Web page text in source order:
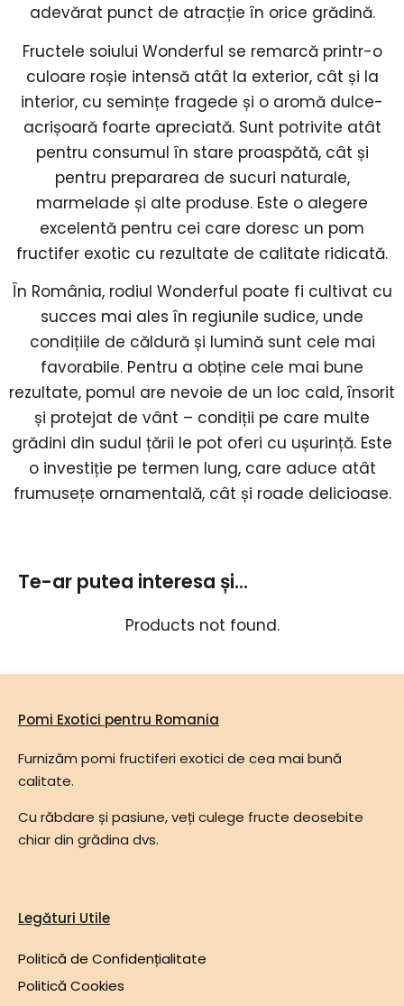
adevărat punct de atracție în orice grădină.
Fructele soiului Wonderful se remarcă printr-o
culoare roșie intensă atât la exterior, cât și la
interior, cu semințe fragede și o aromă dulce-
acrișoară foarte apreciată. Sunt potrivite atât
pentru consumul în stare proaspătă, cât și
pentru prepararea de sucuri naturale,
marmelade și alte produse. Este o alegere
excelentă pentru cei care doresc un pom
fructifer exotic cu rezultate de calitate ridicată.
În România, rodiul Wonderful poate fi cultivat cu
succes mai ales în regiunile sudice, unde
condițiile de căldură și lumină sunt cele mai
favorabile. Pentru a obține cele mai bune
rezultate, pomul are nevoie de un loc cald, însorit
și protejat de vânt – condiții pe care multe
grădini din sudul țării le pot oferi cu ușurință. Este
o investiție pe termen lung, care aduce atât
frumusețe ornamentală, cât și roade delicioase.
Te-ar putea interesa și...
Products not found.
Pomi Exotici pentru Romania
Furnizăm pomi fructiferi exotici de cea mai bună
calitate.
Cu răbdare și pasiune, veți culege fructe deosebite
chiar din grădina dvs.
Legături Utile
Politică de Confidențialitate
Politică Cookies